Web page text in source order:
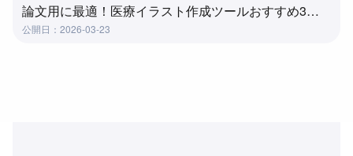
論文用に最適！医療イラスト作成ツールおすすめ3選｜メディカルイラストを簡単作成
公開日：2026-03-23